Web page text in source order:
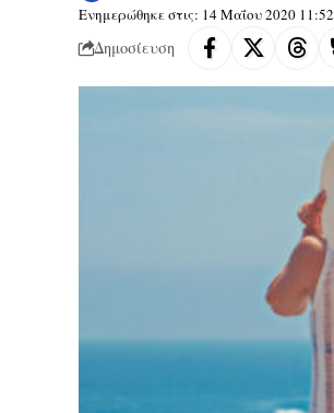
Ενημερώθηκε στις: 14 Μαΐου 2020 11:52
Δημοσίευση